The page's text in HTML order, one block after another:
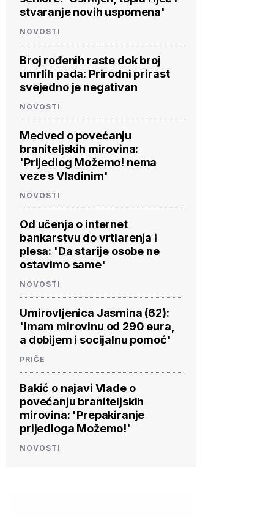
stvaranje novih uspomena'
NOVOSTI
Broj rođenih raste dok broj
umrlih pada: Prirodni prirast
svejedno je negativan
NOVOSTI
Medved o povećanju
braniteljskih mirovina:
'Prijedlog Možemo! nema
veze s Vladinim'
NOVOSTI
Od učenja o internet
bankarstvu do vrtlarenja i
plesa: 'Da starije osobe ne
ostavimo same'
NOVOSTI
Umirovljenica Jasmina (62):
'Imam mirovinu od 290 eura,
a dobijem i socijalnu pomoć'
PRIČE
Bakić o najavi Vlade o
povećanju braniteljskih
mirovina: 'Prepakiranje
prijedloga Možemo!'
NOVOSTI